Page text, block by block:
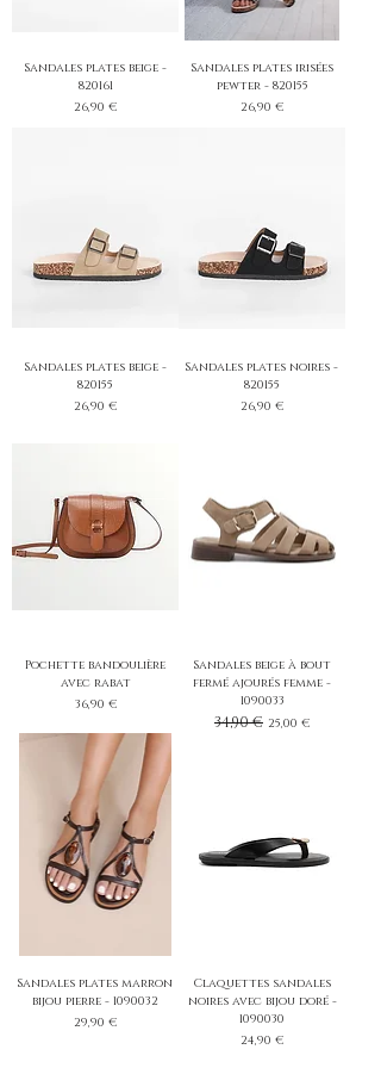
Sandales plates beige -
820161
Prix
26,90 €
Sandales plates irisées
pewter - 820155
Prix
26,90 €
Sandales plates beige -
820155
Prix
26,90 €
Sandales plates noires -
820155
Prix
26,90 €
Pochette bandoulière
avec rabat
Prix
36,90 €
Sandales beige à bout
fermé ajourés femme -
1090033
Prix original
34,90 € Prix promotionnel
25,00 €
Sandales plates marron
bijou pierre - 1090032
Prix
29,90 €
Claquettes sandales
noires avec bijou doré -
1090030
Prix
24,90 €